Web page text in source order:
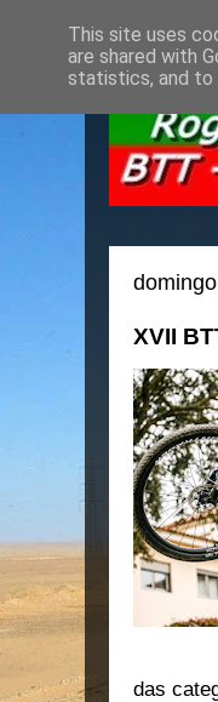
XVII
das
This site uses
are shared with
statistics, and to